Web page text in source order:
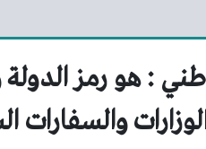
: هو رمز الدولة